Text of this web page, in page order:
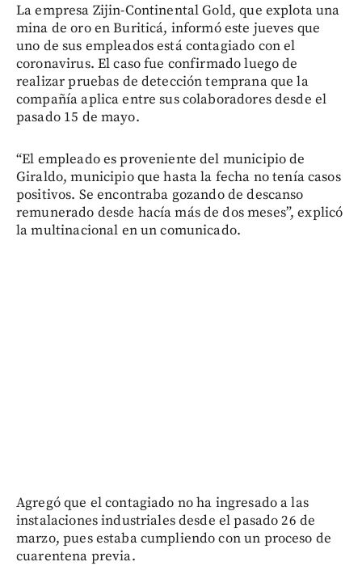
La empresa Zijin-Continental Gold, que explota una
mina de oro en Buriticá, informó este jueves que
uno de sus empleados está contagiado con el
coronavirus. El caso fue confirmado luego de
realizar pruebas de detección temprana que la
compañía aplica entre sus colaboradores desde el
pasado 15 de mayo.
“El empleado es proveniente del municipio de
Giraldo, municipio que hasta la fecha no tenía casos
positivos. Se encontraba gozando de descanso
remunerado desde hacía más de dos meses”, explicó
la multinacional en un comunicado.
Agregó que el contagiado no ha ingresado a las
instalaciones industriales desde el pasado 26 de
marzo, pues estaba cumpliendo con un proceso de
cuarentena previa.